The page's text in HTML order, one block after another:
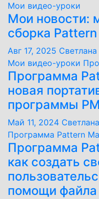
Мои видео-уроки
Мои новости:
сборка
Авг 17, 2025
Мои видео-уроки
Программа
новая
программы
Май 11, 2024
Программа Pattern
Программа
как создать
помощи файла